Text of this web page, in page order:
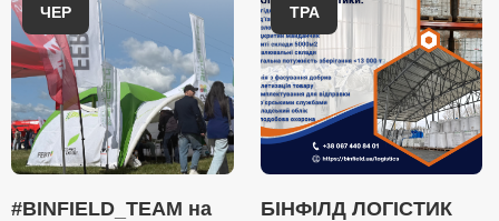
ЧЕР
#BINFIELD_TEAM на
ТРА
БІНФІЛД ЛОГІСТИК